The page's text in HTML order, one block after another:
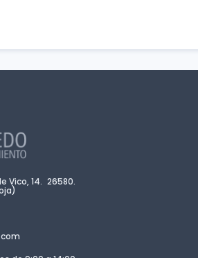
Vico, 14. 26580.